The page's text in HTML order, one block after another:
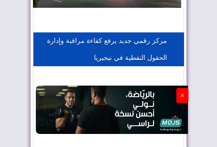
الجزائر تستسلم لفرنسا
مركز رقمي جديد يرفع كفاءة مراقبة وإدارة
الحقول النفطية في نيجيريا
×